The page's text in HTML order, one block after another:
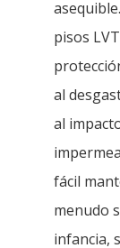
pisos
al
al
fácil
menudo
infancia,